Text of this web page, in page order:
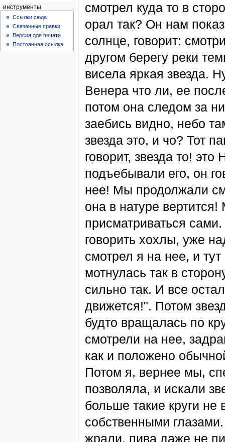
смотрел куда то в
орал так? Он нам
солнце, говорит:
другом берегу реки
висела яркая звезда.
Венера что ли, ее
потом она следом за
заебись видно, небо
звезда это, и чо? Тот
говорит, звезда то!
подъебывали его, он
нее! Мы продолжали
она в натуре
присматриваться
говорить хохлы, уже
смотрел я на нее, и тут
мотнулась так в
сильно так. И все
движется!". Потом
будто вращалась по
смотрели на нее,
как и положено
Потом я, вернее мы,
позволяла, и искали
больше такие круги
собственными
жрали, пива даже не
инструменты
Ссылки сюда
Связанные правки
Версия для печати
Постоянная ссылка